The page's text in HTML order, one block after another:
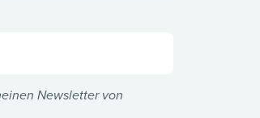
Newsletter von